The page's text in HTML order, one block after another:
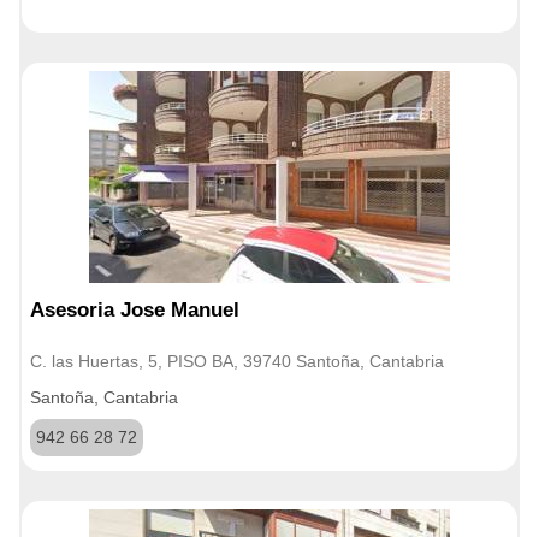
Asesoria Jose Manuel
C. las Huertas, 5, PISO BA, 39740 Santoña, Cantabria
Santoña, Cantabria
942 66 28 72